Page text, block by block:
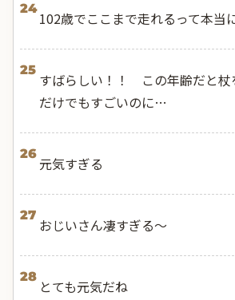
24
102歳でここまで走れるって本当
25
すばらしい！！ この年齢だと杖
だけでもすごいのに…
26
元気すぎる
27
おじいさん凄すぎる〜
28
とても元気だね